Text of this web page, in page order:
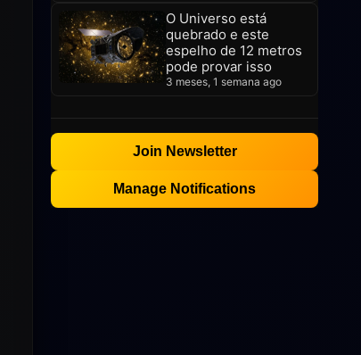
O Universo está
quebrado e este
espelho de 12 metros
pode provar isso
3 meses, 1 semana ago
Join Newsletter
Manage Notifications